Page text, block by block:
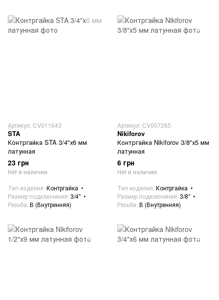
Артикул: CV011643
STA
Контргайка STA 3/4"х6 мм
латунная
23 грн
Нет в наличии
Тип изделия Контргайка
Размер подключения 3/4"
Резьба В (Внутренняя)
Артикул: CV007265
Nikiforov
Контргайка Nikiforov 3/8"х5 мм
латунная
6 грн
Нет в наличии
Тип изделия Контргайка
Размер подключения 3/8"
Резьба В (Внутренняя)